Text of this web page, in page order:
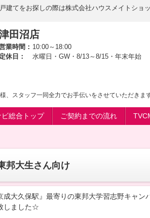
建てをお探しの際は株式会社ハウスメイトショ
田沼店
業時間： 10:00～18:00
定休日：
水曜日・GW・8/13～8/15・年末年始
、スタッフ一同全力でお手伝いをさせていただきま
総合トップ ご契約までの流れ
邦大生さん向け
成大久保駅』最寄りの東邦大学習志野キャ
しました☆